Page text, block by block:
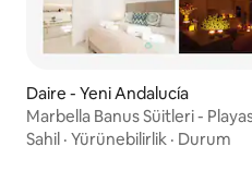
Daire - Yeni Andalucía
Marbella Banus Süitleri -
Sahil · Yürünebilirlik · Durum